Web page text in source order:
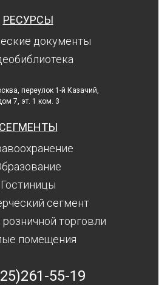
РЕСУРСЫ
документы
переулок 1-й Казачий,
7, эт. 1 ком. 3
СЕГМЕНТЫ
Гостиницы
сегмент
торговли
помещения
55-19